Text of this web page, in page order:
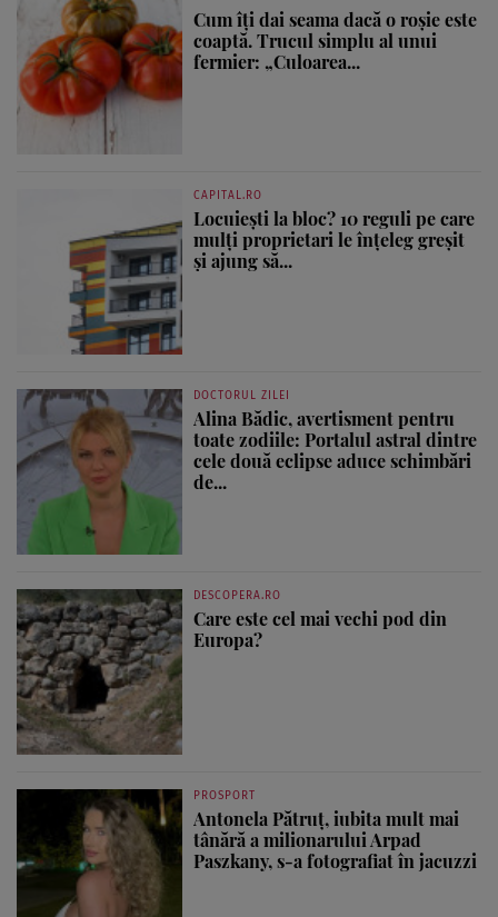
Cum îți dai seama dacă o roșie este
coaptă. Trucul simplu al unui
fermier: „Culoarea...
CAPITAL.RO
Locuiești la bloc? 10 reguli pe care
mulți proprietari le înțeleg greșit
și ajung să...
DOCTORUL ZILEI
Alina Bădic, avertisment pentru
toate zodiile: Portalul astral dintre
cele două eclipse aduce schimbări
de...
DESCOPERA.RO
Care este cel mai vechi pod din
Europa?
PROSPORT
Antonela Pătruț, iubita mult mai
tânără a milionarului Arpad
Paszkany, s-a fotografiat în jacuzzi